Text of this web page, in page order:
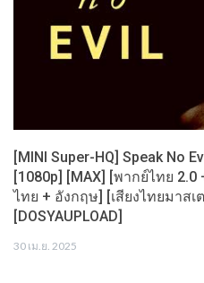
[MINI Super-HQ] Speak No
[1080p] [MAX] [พากย์ไทย
ไทย + อังกฤษ] [เสียงไทยมาสเ
[DOSYAUPLOAD]
30 เม.ย. 2025